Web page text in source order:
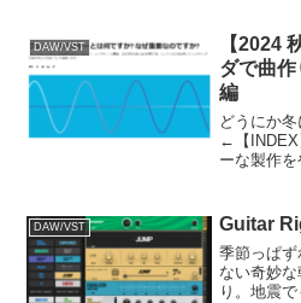
DAW/VST
【2024
ダで曲
編
どうにか冬
←【INDEX
ーな製作
いつい始め
てしまい
DAW/VST Guitar
季節っぱ
ない奇妙な
り。地震で